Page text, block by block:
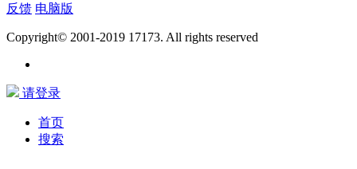
反馈 电脑版
Copyright© 2001-2019 17173. All rights reserved
请登录
首页
搜索